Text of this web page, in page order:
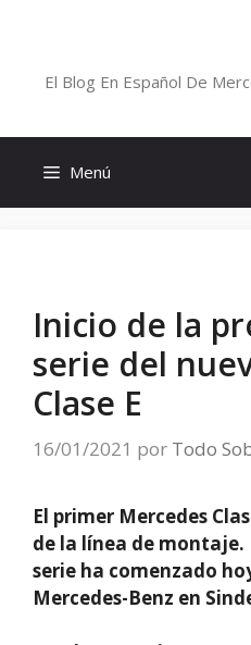
El Blog En Español De
Menú
Inicio de la
serie del
Clase E
16/01/2021 por Todo
El primer Mercedes
de la línea de montaje.
serie ha comenzado
Mercedes-Benz en